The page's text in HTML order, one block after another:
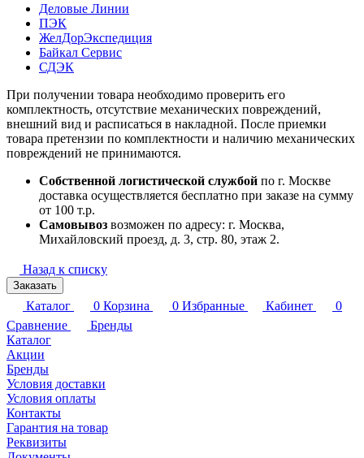
Деловые Линии
ПЭК
ЖелДорЭкспедиция
Байкал Сервис
СДЭК
При получении товара необходимо проверить его
комплектность, отсутствие механических повреждений,
внешний вид и расписаться в накладной. После приемки
товара претензии по комплектности и наличию механических
повреждений не принимаются.
Собственной логистической службой по г. Москве
доставка осуществляется бесплатно при заказе на сумму
от 100 т.р.
Самовывоз возможен по адресу: г. Москва,
Михайловский проезд, д. 3, стр. 80, этаж 2.
Назад к списку
Заказать
Каталог 0 Корзина 0 Избранные Кабинет
0
Сравнение
Бренды
Каталог
Акции
Бренды
Условия доставки
Условия оплаты
Контакты
Гарантия на товар
Реквизиты